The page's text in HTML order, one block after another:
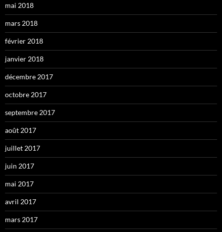
mai 2018
mars 2018
février 2018
janvier 2018
décembre 2017
octobre 2017
septembre 2017
août 2017
juillet 2017
juin 2017
mai 2017
avril 2017
mars 2017